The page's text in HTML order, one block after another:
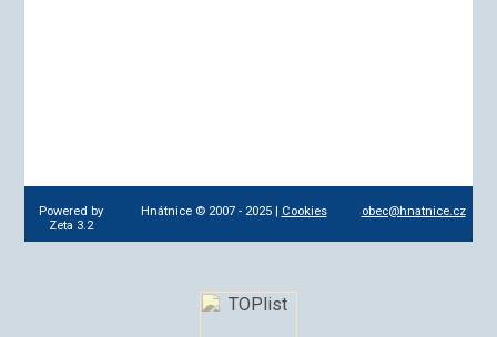
Powered by
Zeta 3.2
Hnátnice © 2007 - 2025 | Cookies obec@hnatnice.cz